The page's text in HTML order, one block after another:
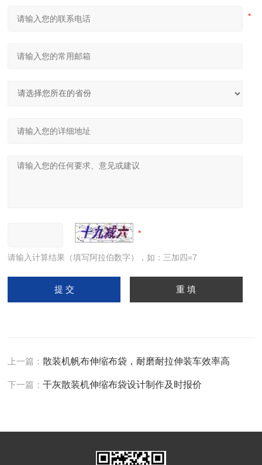
请输入计算结果（填写阿拉伯数字），如：三加四=7
上一篇：散装机帆布伸缩布袋，耐磨耐拉伸装车效率高
下一篇：干灰散装机伸缩布袋设计制作及时报价